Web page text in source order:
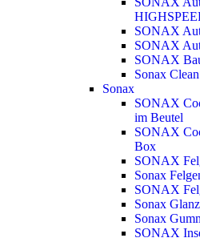
SONAX
SONAX
SONAX
Sonax
Sonax
SONAX
im Beutel
SONAX
Box
SONAX
Sonax
SONAX
Sonax
Sonax
SONAX